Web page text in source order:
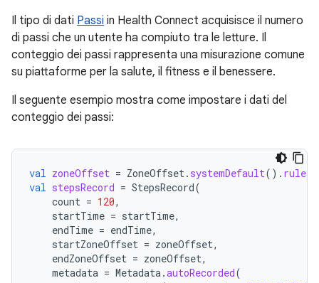
Il tipo di dati Passi in Health Connect acquisisce il numero
di passi che un utente ha compiuto tra le letture. Il
conteggio dei passi rappresenta una misurazione comune
su piattaforme per la salute, il fitness e il benessere.
Il seguente esempio mostra come impostare i dati del
conteggio dei passi:
val zoneOffset = ZoneOffset. systemDefault(). rules
val stepsRecord = StepsRecord(
count = 120,
startTime = startTime,
endTime = endTime,
startZoneOffset = zoneOffset,
endZoneOffset = zoneOffset,
metadata = Metadata.autoRecorded(